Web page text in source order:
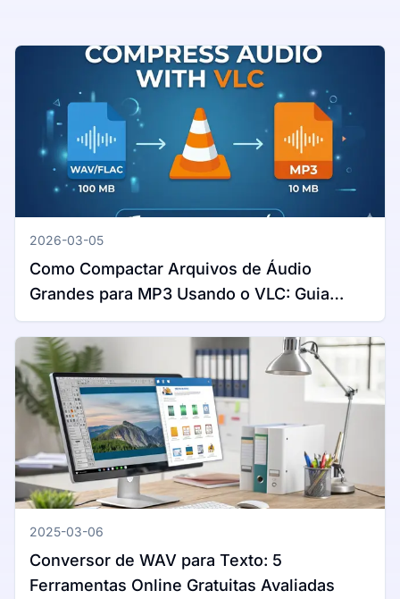
2026-03-05
Como Compactar Arquivos de Áudio
Grandes para MP3 Usando o VLC: Guia
Completo para Windows e Mac
2025-03-06
Conversor de WAV para Texto: 5
Ferramentas Online Gratuitas Avaliadas